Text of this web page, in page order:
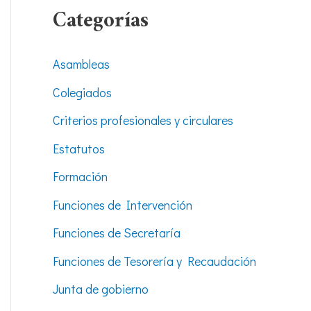
Categorías
Asambleas
Colegiados
Criterios profesionales y circulares
Estatutos
Formación
Funciones de Intervención
Funciones de Secretaría
Funciones de Tesorería y Recaudación
Junta de gobierno